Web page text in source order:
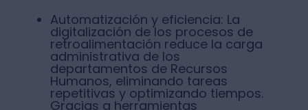
Automatización y eficiencia: La
digitalización de los procesos de
retroalimentación reduce la carga
administrativa de los
departamentos de Recursos
Humanos, eliminando tareas
repetitivas y optimizando tiempos.
Gracias a herramientas